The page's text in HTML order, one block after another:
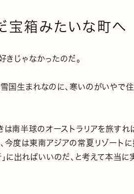
宝箱みたいな町へ
きじゃなかったのだ。
国生まれなのに、寒いのがいやで
南半球のオーストラリアを旅すれ
今度は東南アジアの常夏リゾート
に出ればいいのだ、と考えて本当に